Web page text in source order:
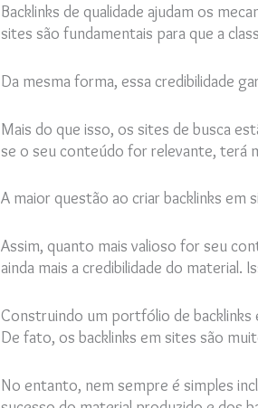
Backlinks de qualidade ajudam os
sites são fundamentais para que a
Da mesma forma, essa credibilidade
Mais do que isso, os sites de busca
se o seu conteúdo for relevante, terá
A maior questão ao criar backlinks
Assim, quanto mais valioso for seu
ainda mais a credibilidade do
Construindo um portfólio de backlinks
De fato, os backlinks em sites são
No entanto, nem sempre é simples